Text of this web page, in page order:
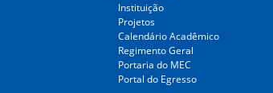
Instituição
Projetos
Calendário Acadêmico
Regimento Geral
Portaria do MEC
Portal do Egresso